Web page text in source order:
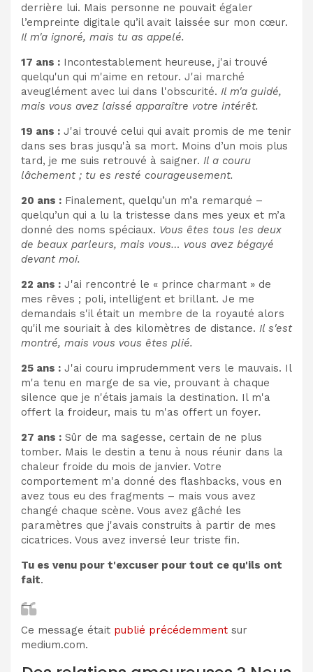
derrière lui. Mais personne ne pouvait égaler
l’empreinte digitale qu’il avait laissée sur mon cœur.
Il m'a ignoré, mais tu as appelé.
17 ans : Incontestablement heureuse, j'ai trouvé
quelqu'un qui m'aime en retour. J'ai marché
aveuglément avec lui dans l'obscurité. Il m'a guidé,
mais vous avez laissé apparaître votre intérêt.
19 ans : J'ai trouvé celui qui avait promis de me tenir
dans ses bras jusqu'à sa mort. Moins d’un mois plus
tard, je me suis retrouvé à saigner. Il a couru
lâchement ; tu es resté courageusement.
20 ans : Finalement, quelqu’un m’a remarqué –
quelqu’un qui a lu la tristesse dans mes yeux et m’a
donné des noms spéciaux. Vous êtes tous les deux
de beaux parleurs, mais vous… vous avez bégayé
devant moi.
22 ans : J'ai rencontré le « prince charmant » de
mes rêves ; poli, intelligent et brillant. Je me
demandais s'il était un membre de la royauté alors
qu'il me souriait à des kilomètres de distance. Il s'est
montré, mais vous vous êtes plié.
25 ans : J'ai couru imprudemment vers le mauvais. Il
m'a tenu en marge de sa vie, prouvant à chaque
silence que je n'étais jamais la destination. Il m'a
offert la froideur, mais tu m'as offert un foyer.
27 ans : Sûr de ma sagesse, certain de ne plus
tomber. Mais le destin a tenu à nous réunir dans la
chaleur froide du mois de janvier. Votre
comportement m'a donné des flashbacks, vous en
avez tous eu des fragments – mais vous avez
changé chaque scène. Vous avez gâché les
paramètres que j'avais construits à partir de mes
cicatrices. Vous avez inversé leur triste fin.
Tu es venu pour t'excuser pour tout ce qu'ils ont
fait.
—
Ce message était publié précédemment sur
medium.com.